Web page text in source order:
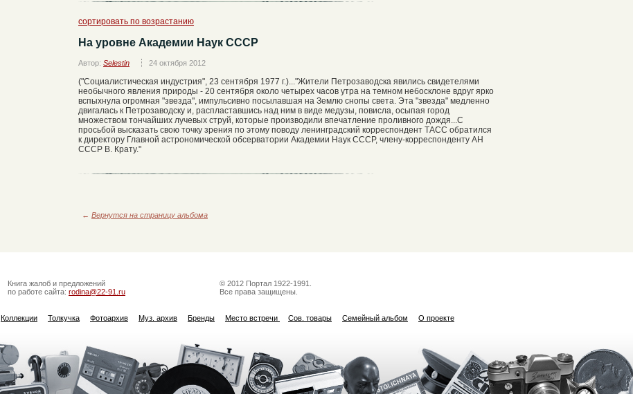
сортировать по возрастанию
На уровне Академии Наук СССР
Автор: Selestin 24 октября 2012
("Социалистическая индустрия", 23 сентября 1977 г.)..."Жители Петрозаводска явились свидетелями
необычного явления природы - 20 сентября около четырех часов утра на темном небосклоне вдруг ярко
вспыхнула огромная "звезда", импульсивно посылавшая на Землю снопы света. Эта "звезда" медленно
двигалась к Петрозаводску и, распластавшись над ним в виде медузы, повисла, осыпая город
множеством тончайших лучевых струй, которые производили впечатление проливного дождя...С
просьбой высказать свою точку зрения по этому поводу ленинградский корреспондент ТАСС обратился
к директору Главной астрономической обсерватории Академии Наук СССР, члену-корреспонденту АН
СССР В. Крату."
← Вернутся на страницу альбома
Книга жалоб и предложений
по работе сайта: rodina@22-91.ru
© 2012 Портал 1922-1991.
Все права защищены.
Коллекции Толкучка Фотоархив Муз. архив Бренды Место встречи Сов. товары Семейный альбом О проекте